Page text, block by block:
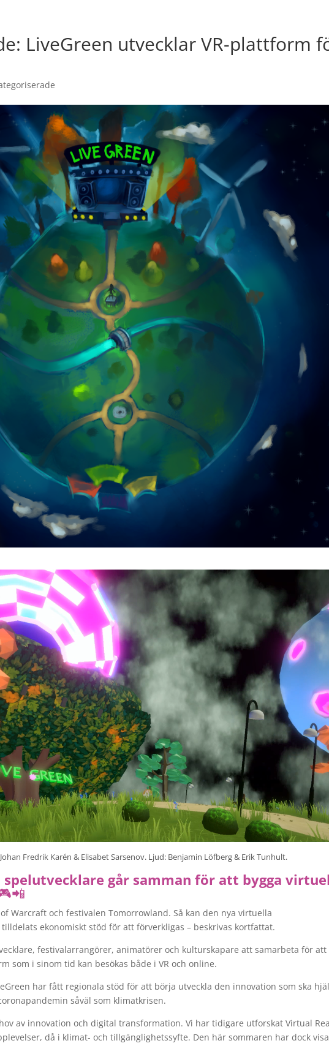
LiveGreen utvecklar VR-plattform
Fredrik Karén & Elisabet Sarsenov. Ljud: Benjamin Löfberg & Erik Tunhult.
spelutvecklare går samman för att bygga
Warcraft och festivalen Tomorrowland. Så kan den nya virtuella
ekonomiskt stöd för att förverkligas – beskrivas kortfattat.
festivalarrangörer, animatörer och kulturskapare att samarbeta för att
som i sinom tid kan besökas både i VR och online.
har fått regionala stöd för att börja utveckla den innovation som ska
såväl som klimatkrisen.
av innovation och digital transformation. Vi har tidigare utforskat Virtual
då i klimat- och tillgänglighetssyfte. Den här sommaren har dock